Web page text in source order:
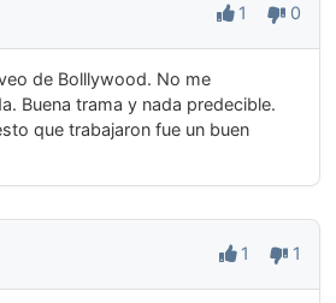
1 0
de Bolllywood. No me
Buena trama y nada predecible.
que trabajaron fue un buen
1 1